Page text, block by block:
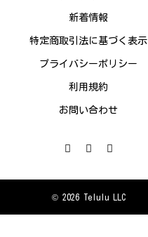
新着情報
特定商取引法に基づく表示
プライバシーポリシー
利用規約
お問い合わせ
© 2026 Telulu LLC